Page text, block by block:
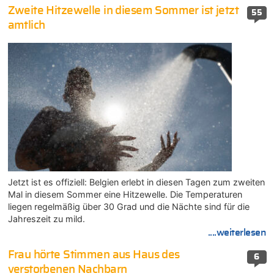
55
Zweite Hitzewelle in diesem Sommer ist jetzt
amtlich
Jetzt ist es offiziell: Belgien erlebt in diesen Tagen zum zweiten
Mal in diesem Sommer eine Hitzewelle. Die Temperaturen
liegen regelmäßig über 30 Grad und die Nächte sind für die
Jahreszeit zu mild.
....weiterlesen
6
Frau hörte Stimmen aus Haus des
verstorbenen Nachbarn